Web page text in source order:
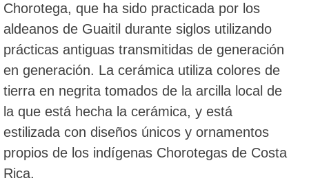
Chorotega, que ha sido practicada por los
aldeanos de Guaitil durante siglos utilizando
prácticas antiguas transmitidas de generación
en generación. La cerámica utiliza colores de
tierra en negrita tomados de la arcilla local de
la que está hecha la cerámica, y está
estilizada con diseños únicos y ornamentos
propios de los indígenas Chorotegas de Costa
Rica.